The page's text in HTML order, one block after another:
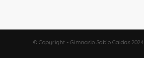
© Copyright - Gimnasio Sabio Caldas 2024